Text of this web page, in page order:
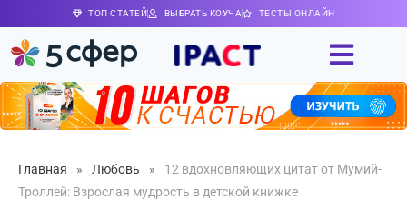
ТОП СТАТЕЙ ВЫБРАТЬ КОУЧА ТЕСТЫ ОНЛАЙН
Главная » Любовь »
12 вдохновляющих цитат от Мумий-
Троллей: Взрослая мудрость в детской книжке